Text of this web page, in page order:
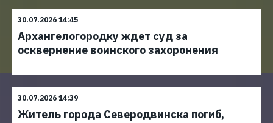
30.07.2026 14:45
Архангелогородку ждет суд за
осквернение воинского захоронения
30.07.2026 14:39
Житель города Северодвинска погиб,